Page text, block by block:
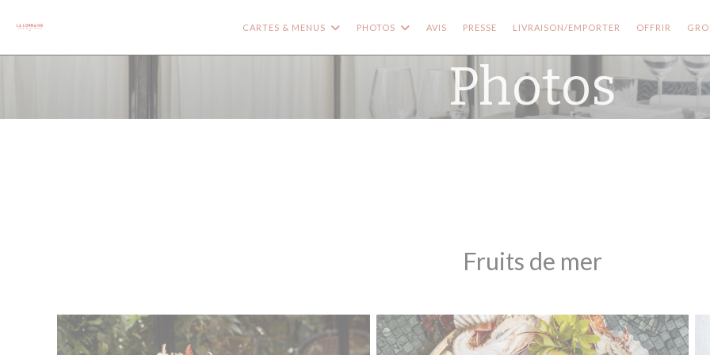
CARTES & MENUS PHOTOS AVIS PRESSE LIVRAISON/EMPORTER OFFRIR
Photos
Fruits de mer